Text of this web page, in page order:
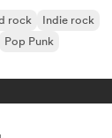
rock
Indie rock
Pop Punk